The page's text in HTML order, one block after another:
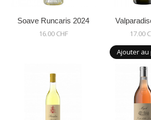
Soave Runcaris 2024
16.00 CHF
17.00
Ajouter